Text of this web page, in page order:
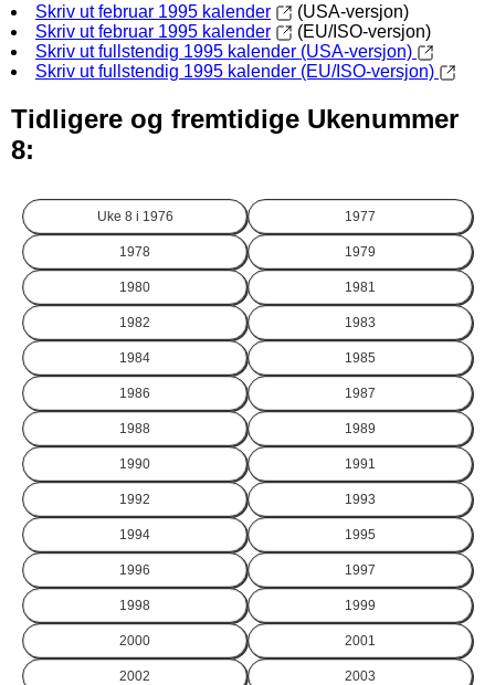
Skriv ut februar 1995 kalender
(USA-versjon)
Skriv ut februar 1995 kalender
(EU/ISO-versjon)
Skriv ut fullstendig 1995 kalender (USA-versjon)
Skriv ut fullstendig 1995 kalender (EU/ISO-versjon)
Tidligere og fremtidige Ukenummer
8:
Uke 8 i 1976 1977
1978 1979
1980 1981
1982 1983
1984 1985
1986 1987
1988 1989
1990 1991
1992 1993
1994 1995
1996 1997
1998 1999
2000 2001
2002 2003